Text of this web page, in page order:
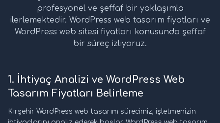
profesyonel ve şeffaf bir yaklaşımla
ilerlemektedir. WordPress web tasarım fiyatları ve
WordPress web sitesi fiyatları konusunda şeffaf
bir süreç izliyoruz.
1. İhtiyaç Analizi ve WordPress Web
Tasarım Fiyatları Belirleme
Kırşehir WordPress web tasarım sürecimiz, işletmenizin